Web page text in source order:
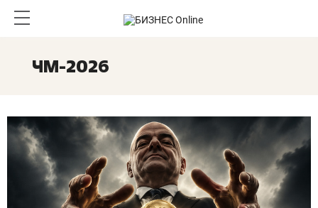
ЧМ-2026